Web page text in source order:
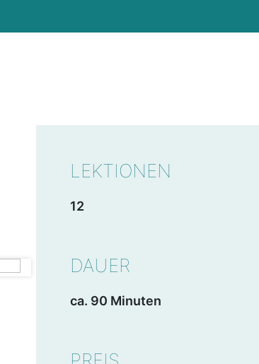
LEKTIONEN
12
DAUER
ca. 90 Minuten